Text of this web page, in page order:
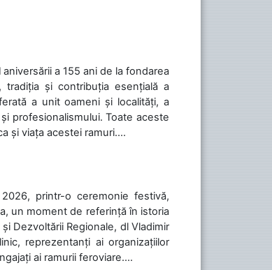
a 155 ani de la fondarea
și contribuția esențială a
a unit oameni și localități, a
profesionalismului. Toate aceste
și viața acestei ramuri....
printr-o ceremonie festivă,
un moment de referință în istoria
Dezvoltării Regionale, dl Vladimir
reprezentanți ai organizațiilor
ai ramurii feroviare....